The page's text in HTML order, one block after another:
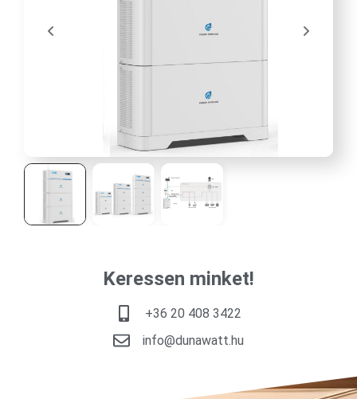
Keressen minket!
+36 20 408 3422
info@dunawatt.hu